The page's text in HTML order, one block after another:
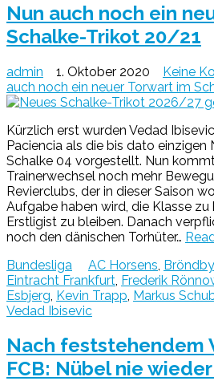
Nun auch noch ein
Schalke-Trikot 20/21
admin 1. Oktober 2020 Keine
auch noch ein neuer Torwart im
Kürzlich erst wurden Vedad
Paciencia als die bis dato einzigen
Schalke 04 vorgestellt. Nun
Trainerwechsel noch mehr
Revierclubs, der in dieser Saison
Aufgabe haben wird, die Klasse
Erstligist zu bleiben. Danach
noch den dänischen Torhüter…
Bundesliga
AC Horsens
Eintracht Frankfurt Frederik
Esbjerg Kevin Trapp Markus
Vedad Ibisevic
Nach feststehendem
FCB: Nübel nie